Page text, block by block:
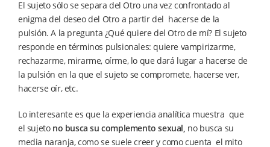
El sujeto sólo se separa del Otro una vez confrontado al
enigma del deseo del Otro a partir del hacerse de la
pulsión. A la pregunta ¿Qué quiere del Otro de mí? El sujeto
responde en términos pulsionales: quiere vampirizarme,
rechazarme, mirarme, oírme, lo que dará lugar a hacerse de
la pulsión en la que el sujeto se compromete, hacerse ver,
hacerse oír, etc.
Lo interesante es que la experiencia analítica muestra que
el sujeto no busca su complemento sexual, no busca su
media naranja, como se suele creer y como cuenta el mito